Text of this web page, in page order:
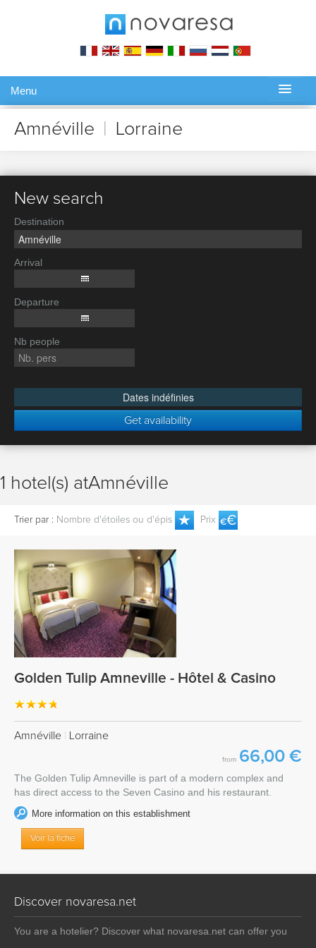
Menu
Gérer ma réservation
Amnéville Lorraine
New search
Destination
Arrival
Departure
Nb people
Dates indéfinies
Get availability
1 hotel(s) atAmnéville
Trier par : Nombre d'étoiles ou d'épis Prix
Golden Tulip Amneville - Hôtel & Casino
Amnéville Lorraine
from 66,00 €
The Golden Tulip Amneville is part of a modern complex and
has direct access to the Seven Casino and his restaurant.
More information on this establishment
Voir la fiche
Discover novaresa.net
You are a hotelier? Discover what novaresa.net can offer you